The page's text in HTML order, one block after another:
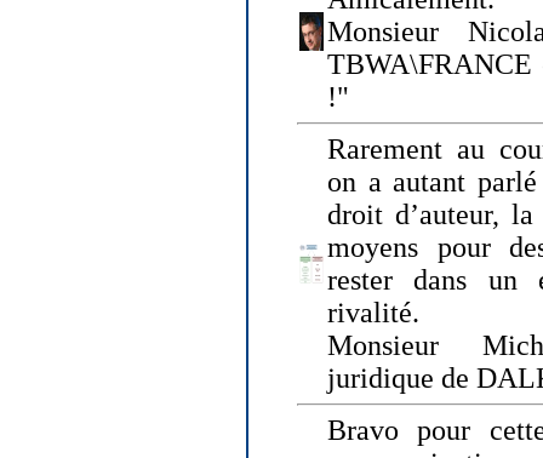
Monsieur
TBWA\FRANCE
!"
Rarement au
on a autant
droit d’auteur,
moyens pour
rester dans un
rivalité.
Monsieur
juridique de
Bravo pour